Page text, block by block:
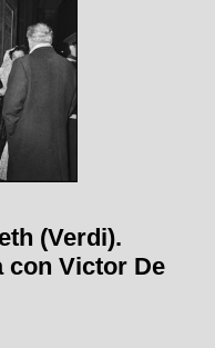
(Verdi).
con Victor De